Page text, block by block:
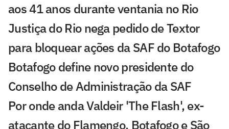
aos 41 anos durante ventania no Rio
Justiça do Rio nega pedido de Textor
para bloquear ações da SAF do Botafogo
Botafogo define novo presidente do
Conselho de Administração da SAF
Por onde anda Valdeir 'The Flash', ex-
atacante do Flamengo, Botafogo e São